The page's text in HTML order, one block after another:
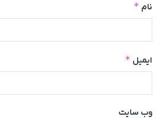
نام *
ایمیل *
وب‌ سایت